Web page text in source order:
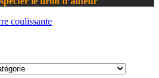
coulissante